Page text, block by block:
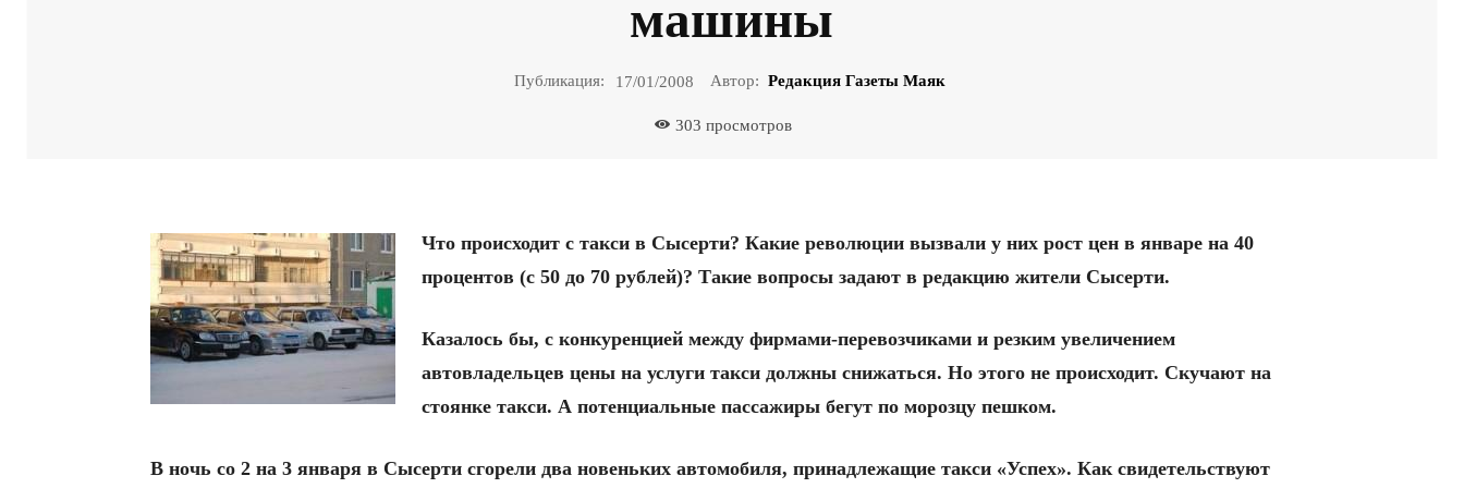
машины
Публикация: 17/01/2008 Автор: Редакция Газеты Маяк
303 просмотров
Что происходит с такси в Сысерти? Какие революции вызвали у них рост цен в январе на 40
процентов (с 50 до 70 рублей)? Такие вопросы задают в редакцию жители Сысерти.
Казалось бы, с конкуренцией между фирмами-перевозчиками и резким увеличением
автовладельцев цены на услуги такси должны снижаться. Но этого не происходит. Скучают на
стоянке такси. А потенциальные пассажиры бегут по морозцу пешком.
В ночь со 2 на 3 января в Сысерти сгорели два новеньких автомобиля, принадлежащие такси «Успех». Как свидетельствуют